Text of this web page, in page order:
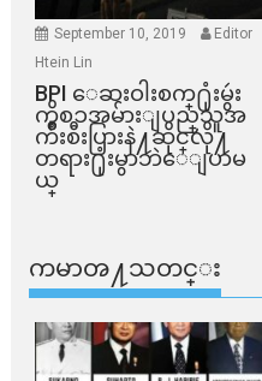
September 10, 2019
Editor
Htein Lin
BPI ​ေဆးဝါးစက္​႐ုံးမွဴး
ကိစၥအမ်ားျပည္​သူအ
က်ိဳးစီးပြားနဲ႔ဆိုင္​လို႔
တရား႐ုံးမွာဘဲေျပာမ
ယ္​
ကမာၻ႔သတင္း